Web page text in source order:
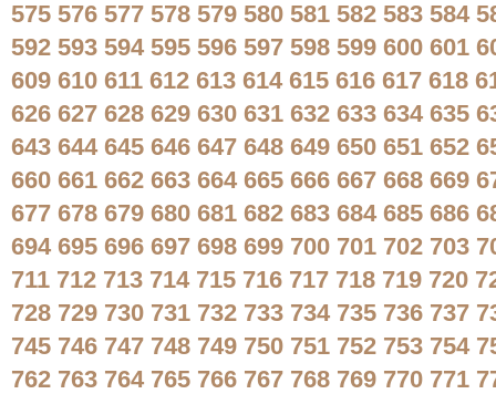
575 576 577 578 579 580 581 582 583 584
592 593 594 595 596 597 598 599 600 601
609 610 611 612 613 614 615 616 617 618
626 627 628 629 630 631 632 633 634 635
643 644 645 646 647 648 649 650 651 652
660 661 662 663 664 665 666 667 668 669
677 678 679 680 681 682 683 684 685 686
694 695 696 697 698 699 700 701 702 703
711 712 713 714 715 716 717 718 719 720
728 729 730 731 732 733 734 735 736 737
745 746 747 748 749 750 751 752 753 754
762 763 764 765 766 767 768 769 770 771